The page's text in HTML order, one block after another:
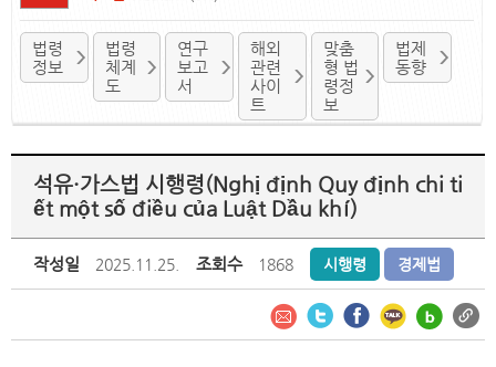
법령
정보
법령
체계
도
연구
보고
서
해외
관련
사이
트
맞춤
형 법
령정
보
법제
동향
석유·가스법 시행령(Nghị định Quy định chi ti
ết một số điều của Luật Dầu khí)
작성일 2025.11.25. 조회수 1868 시행령 경제법